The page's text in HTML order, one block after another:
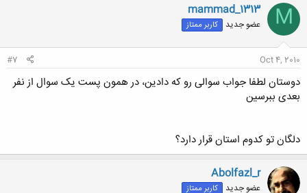
کلیک کنید تا باز شود... M
mammad_1313
عضو جدید کاربر ممتاز
Oct 4, 2010
#7
دوستان لطفا جواب سوالی رو که دادین، در همون پست یک سوال از نفر
بعدی ببرسین
دلگان تو کدوم استان قرار دارد؟
Abolfazl_r
عضو جدید کاربر ممتاز